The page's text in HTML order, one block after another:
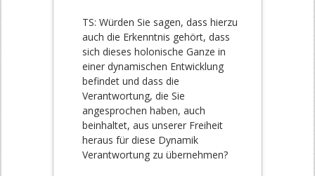
TS: Würden Sie sagen, dass hierzu
auch die Erkenntnis gehört, dass
sich dieses holonische Ganze in
einer dynamischen Entwicklung
befindet und dass die
Verantwortung, die Sie
angesprochen haben, auch
beinhaltet, aus unserer Freiheit
heraus für diese Dynamik
Verantwortung zu übernehmen?